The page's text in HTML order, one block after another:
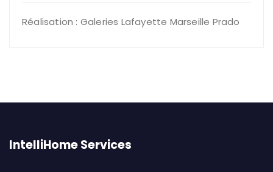
Réalisation : Galeries Lafayette Marseille Prado
IntelliHome Services